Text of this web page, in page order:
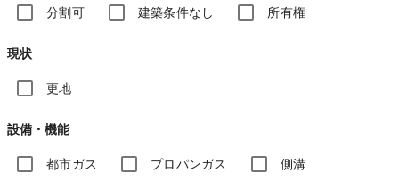
分割可 建築条件なし 所有権
現状
更地
設備・機能
都市ガス プロパンガス 側溝